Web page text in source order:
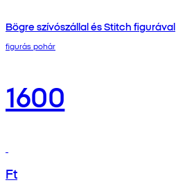
Bögre szívószállal és Stitch figurával
figurás pohár
1600
Ft